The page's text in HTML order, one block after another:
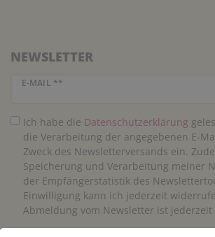
NEWSLETTER
E-MAIL **
Newsletter Honig
Ich habe die Daten­schutz­erklärung
die Verarbeitung der angegebenen E-
Zweck des Newsletterversands ein.
Speicherung und Verarbeitung meiner
der Empfängerstatistik des
Einwilligung kann ich jederzeit
Abmeldung vom Newsletter ist